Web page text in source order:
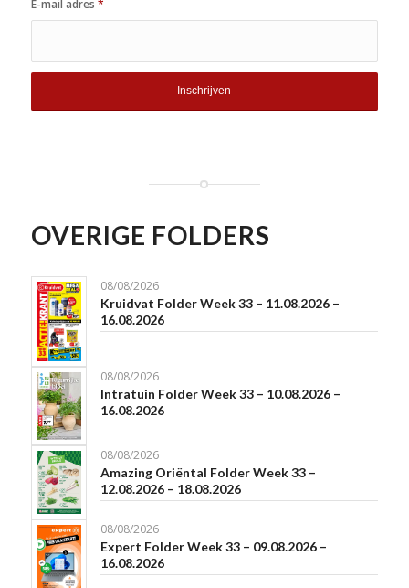
E-mail adres *
OVERIGE FOLDERS
08/08/2026
Kruidvat Folder Week 33 – 11.08.2026 –
16.08.2026
08/08/2026
Intratuin Folder Week 33 – 10.08.2026 –
16.08.2026
08/08/2026
Amazing Oriëntal Folder Week 33 –
12.08.2026 – 18.08.2026
08/08/2026
Expert Folder Week 33 – 09.08.2026 –
16.08.2026